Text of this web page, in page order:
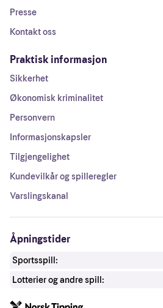
Presse
Kontakt oss
Praktisk informasjon
Sikkerhet
Økonomisk kriminalitet
Personvern
Informasjonskapsler
Tilgjengelighet
Kundevilkår og spilleregler
Varslingskanal
Åpningstider
Sportsspill:
Lotterier og andre spill: